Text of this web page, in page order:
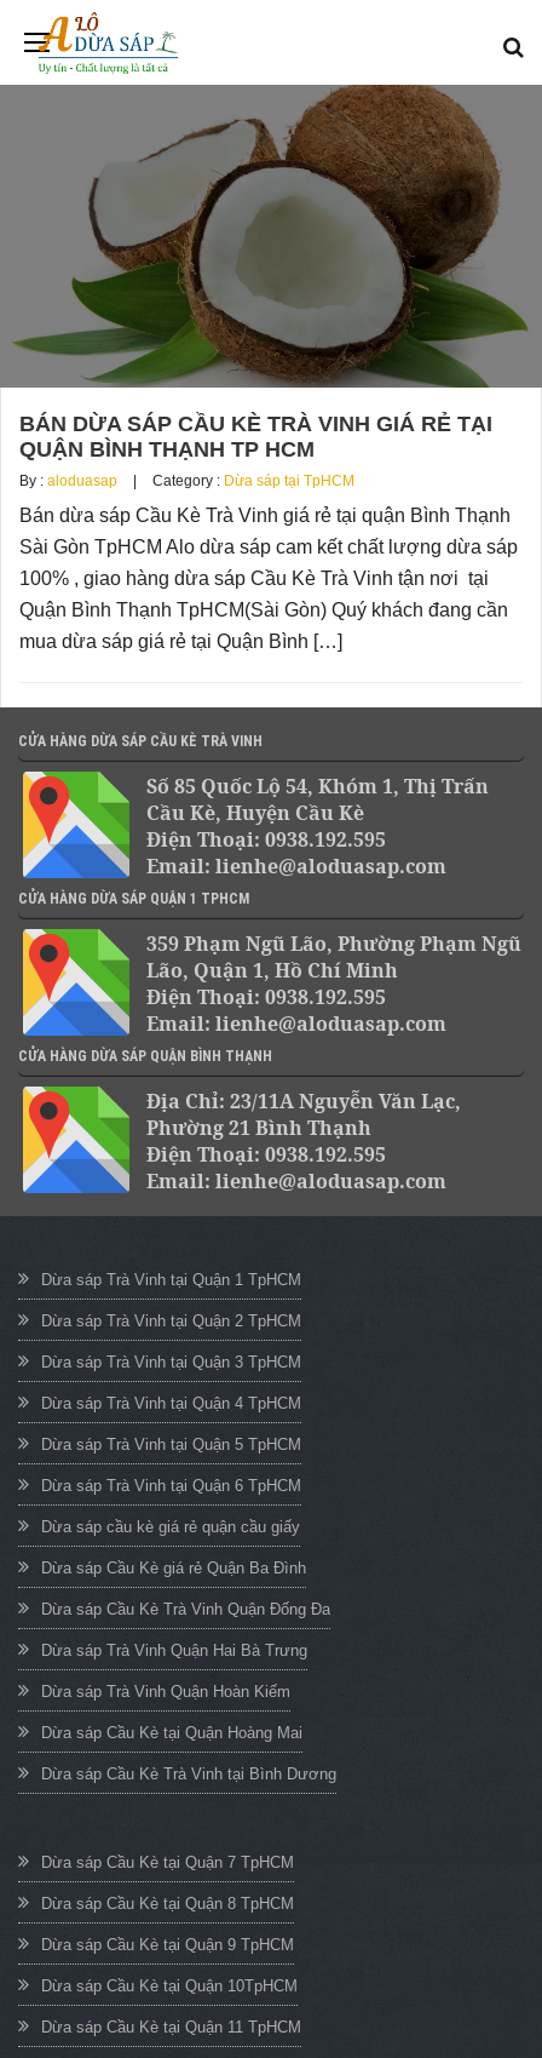
BÁN DỪA SÁP CẦU KÈ TRÀ VINH GIÁ RẺ TẠI
QUẬN BÌNH THẠNH TP HCM
By : aloduasap Category : Dừa sáp tại TpHCM
Bán dừa sáp Cầu Kè Trà Vinh giá rẻ tại quận Bình Thạnh
Sài Gòn TpHCM Alo dừa sáp cam kết chất lượng dừa sáp
100% , giao hàng dừa sáp Cầu Kè Trà Vinh tận nơi tại
Quận Bình Thạnh TpHCM(Sài Gòn) Quý khách đang cần
mua dừa sáp giá rẻ tại Quận Bình […]
CỬA HÀNG DỪA SÁP CẦU KÈ TRÀ VINH
Số 85 Quốc Lộ 54, Khóm 1, Thị Trấn
Cầu Kè, Huyện Cầu Kè
Điện Thoại: 0938.192.595
Email: lienhe@aloduasap.com
CỬA HÀNG DỪA SÁP QUẬN 1 TPHCM
359 Phạm Ngũ Lão, Phường Phạm Ngũ
Lão, Quận 1, Hồ Chí Minh
Điện Thoại: 0938.192.595
Email: lienhe@aloduasap.com
CỬA HÀNG DỪA SÁP QUẬN BÌNH THẠNH
Địa Chỉ: 23/11A Nguyễn Văn Lạc,
Phường 21 Bình Thạnh
Điện Thoại: 0938.192.595
Email: lienhe@aloduasap.com
Dừa sáp Trà Vinh tại Quận 1 TpHCM
Dừa sáp Trà Vinh tại Quận 2 TpHCM
Dừa sáp Trà Vinh tại Quận 3 TpHCM
Dừa sáp Trà Vinh tại Quận 4 TpHCM
Dừa sáp Trà Vinh tại Quận 5 TpHCM
Dừa sáp Trà Vinh tại Quận 6 TpHCM
Dừa sáp cầu kè giá rẻ quận cầu giấy
Dừa sáp Cầu Kè giá rẻ Quận Ba Đình
Dừa sáp Cầu Kè Trà Vinh Quận Đống Đa
Dừa sáp Trà Vinh Quận Hai Bà Trưng
Dừa sáp Trà Vinh Quận Hoàn Kiếm
Dừa sáp Cầu Kè tại Quận Hoàng Mai
Dừa sáp Cầu Kè Trà Vinh tại Bình Dương
Dừa sáp Cầu Kè tại Quận 7 TpHCM
Dừa sáp Cầu Kè tại Quận 8 TpHCM
Dừa sáp Cầu Kè tại Quận 9 TpHCM
Dừa sáp Cầu Kè tại Quận 10TpHCM
Dừa sáp Cầu Kè tại Quận 11 TpHCM